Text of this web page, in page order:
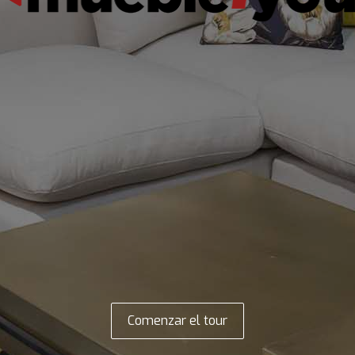
Comenzar el tour